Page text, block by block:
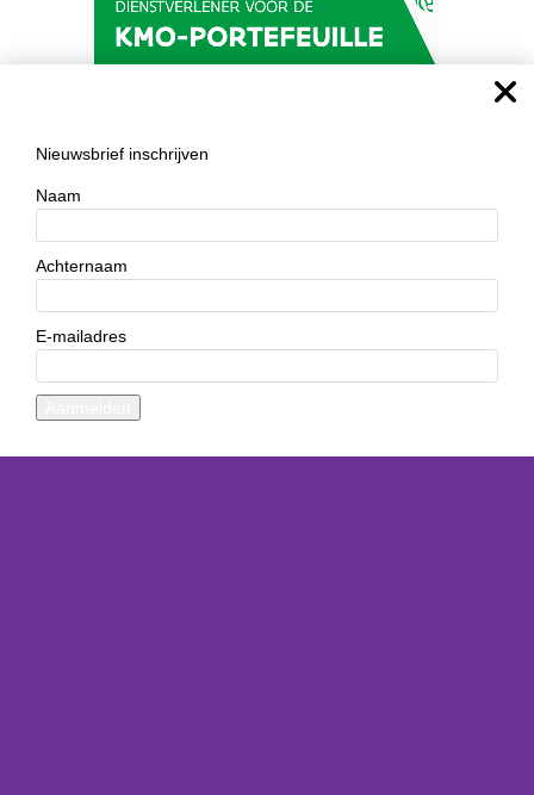
Aanmelden
Nieuwsbrief inschrijven
Naam
Achternaam
E-mailadres